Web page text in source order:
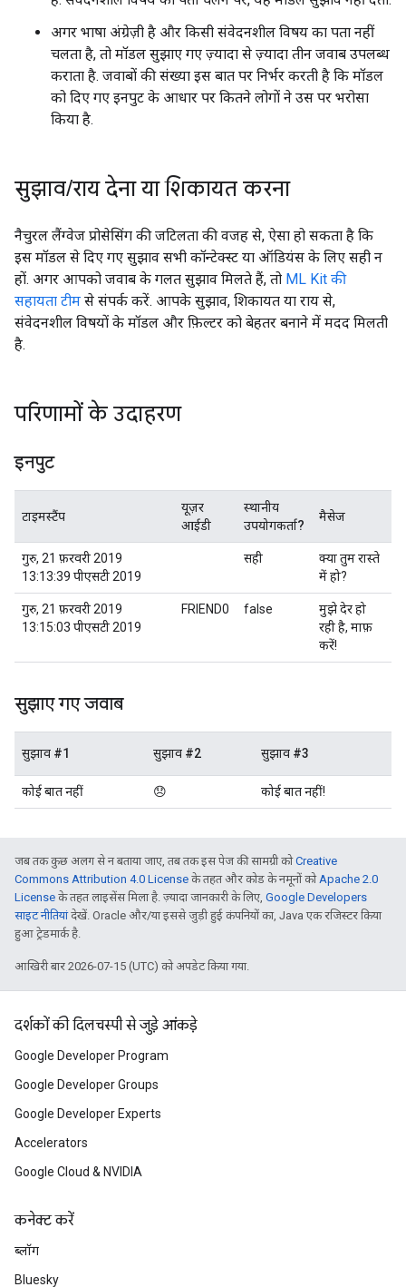
अगर भाषा अंग्रेज़ी है और किसी संवेदनशील विषय का पता नहीं
चलता है, तो मॉडल सुझाए गए ज़्यादा से ज़्यादा तीन जवाब उपलब्ध
कराता है. जवाबों की संख्या इस बात पर निर्भर करती है कि मॉडल
को दिए गए इनपुट के आधार पर कितने लोगों ने उस पर भरोसा
किया है.
सुझाव/राय देना या शिकायत करना
नैचुरल लैंग्वेज प्रोसेसिंग की जटिलता की वजह से, ऐसा हो सकता है कि
इस मॉडल से दिए गए सुझाव सभी कॉन्टेक्स्ट या ऑडियंस के लिए सही न
हों. अगर आपको जवाब के गलत सुझाव मिलते हैं, तो ML Kit की
सहायता टीम से संपर्क करें. आपके सुझाव, शिकायत या राय से,
संवेदनशील विषयों के मॉडल और फ़िल्टर को बेहतर बनाने में मदद मिलती
है.
परिणामों के उदाहरण
इनपुट
टाइमस्टैंप
यूज़र
आईडी
स्थानीय
उपयोगकर्ता?
मैसेज
गुरु, 21 फ़रवरी 2019
13:13:39 पीएसटी 2019
सही
क्या तुम रास्ते
में हो?
गुरु, 21 फ़रवरी 2019
13:15:03 पीएसटी 2019
FRIEND0 false
मुझे देर हो
रही है, माफ़
करें!
सुझाए गए जवाब
सुझाव #1 सुझाव #2 सुझाव #3
कोई बात नहीं 😞 कोई बात नहीं!
जब तक कुछ अलग से न बताया जाए, तब तक इस पेज की सामग्री कोCreative
Commons Attribution 4.0 License के तहत और कोड के नमूनों को Apache 2.0
License के तहत लाइसेंस मिला है. ज़्यादा जानकारी के लिए, Google Developers
साइट नीतियांदेखें. Oracle और/या इससे जुड़ी हुई कंपनियों का, Java एक रजिस्टर किया
हुआ ट्रेडमार्क है.
आखिरी बार 2026-07-15 (UTC) को अपडेट किया गया.
दर्शकों की दिलचस्पी से जुड़े आंकड़े
Google Developer Program
Google Developer Groups
Google Developer Experts
Accelerators
Google Cloud & NVIDIA
कनेक्ट करें
ब्लॉग
Bluesky